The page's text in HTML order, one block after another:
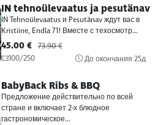
IN tehnoülevaatus ja pesutänav
IN Tehnoülevaatus и Pesutänav ждут вас в
Kristiine, Endla 71! Вместе с техосмотр...
45.00 € 73.90 €
100/250
До окончания25д
BabyBack Ribs & BBQ
Предложение действительно по всей
стране и включает 2-х блюдное
гастрономическое...